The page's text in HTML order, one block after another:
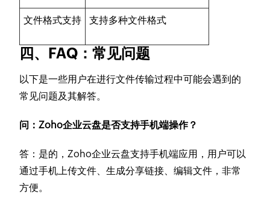
文件格式支持 支持多种文件格式
四、FAQ：常见问题
以下是一些用户在进行文件传输过程中可能会遇到的
常见问题及其解答。
问：Zoho企业云盘是否支持手机端操作？
答：是的，Zoho企业云盘支持手机端应用，用户可以
通过手机上传文件、生成分享链接、编辑文件，非常
方便。